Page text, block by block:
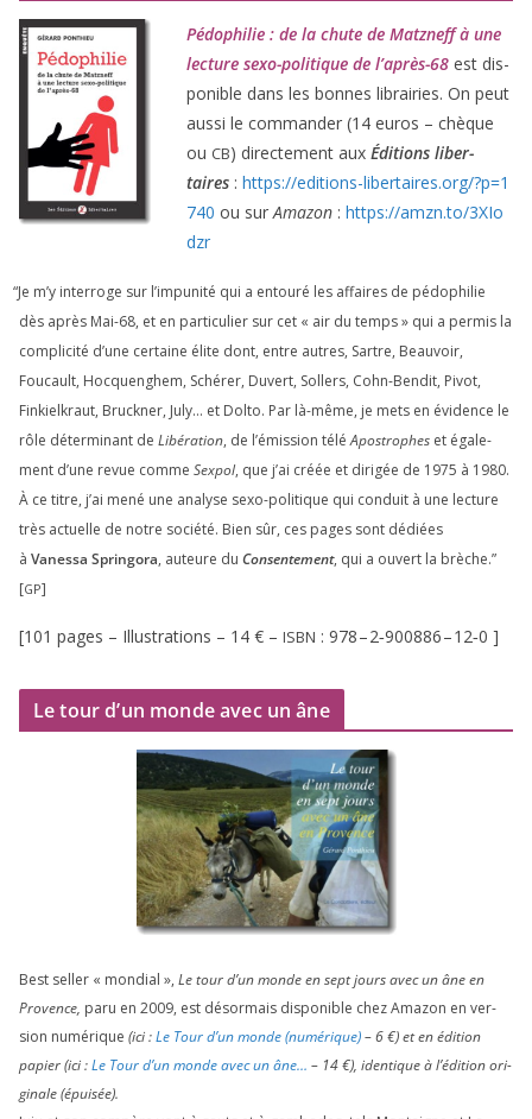
Pédophilie : de la chute de Matzneff à une
lec­ture sexo-poli­tique de l’après-68 est dis­
po­nible dans les bonnes librai­ries. On peut
aus­si le com­man­der (14 euros – chèque
ou CB) direc­te­ment aux Éditions liber­
taires : https://​edi​tions​-liber​taires​.org/​?​p​=​1
740 ou surAmazon : https://​amzn​.to/​3​X​I​o​
dzr
“Je m’y inter­roge sur l’impunité qui a entou­ré les affaires de pédo­phi­lie
dès après Mai-68, et en par­ti­cu­lier sur cet « air du temps » qui a per­mis la
com­pli­ci­té d’une cer­taine élite dont, entre autres, Sartre, Beauvoir,
Foucault, Hocquenghem, Schérer, Duvert, Sollers, Cohn-Bendit, Pivot,
Finkielkraut, Bruckner, July… et Dolto. Par là-même, je mets en évi­dence le
rôle déter­mi­nant de Libération, de l’émission téléApostrophes et éga­le­
ment d’une revue comme Sexpol, que j’ai créée et diri­gée de 1975 à 1980.
À ce titre, j’ai mené une ana­lyse sexo-poli­tique qui conduit à une lec­ture
très actuelle de notre socié­té. Bien sûr, ces pages sont dédiées
à Vanessa Springora, auteure du Consentement, qui a ouvert la brèche.”
[GP]
[101 pages – Illustrations – 14 € – ISBN : 978–2‑900886–12‑0 ]
Le tour d’un monde avec un âne
Best sel­ler « mon­dial », Le tour d’un monde en sept jours avec un âne en
Provence, paru en 2009, est désor­mais dis­po­nible chez Amazon en ver­
sion numé­rique (ici :Le Tour d’un monde (numé­rique)–6€) et en édi­tion
papier (ici :Le Tour d’un monde avec un âne… – 14€), iden­tique à l’é­di­tion ori­
gi­nale (épui­sée).